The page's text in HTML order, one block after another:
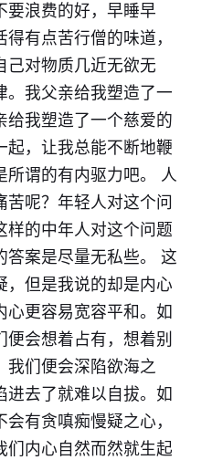
要浪费的好，早睡早
有点苦行僧的味道，
己对物质几近无欲无
。我父亲给我塑造了一
给我塑造了一个慈爱的
起，让我总能不断地鞭
所谓的有内驱力吧。 人
苦呢？年轻人对这个问
样的中年人对这个问题
答案是尽量无私些。 这
，但是我说的却是内心
更容易宽容平和。如
会想着占有，想着别
我们便会深陷欲海之
进去了就难以自拔。如
有贪嗔痴慢疑之心，
们内心自然而然就生起